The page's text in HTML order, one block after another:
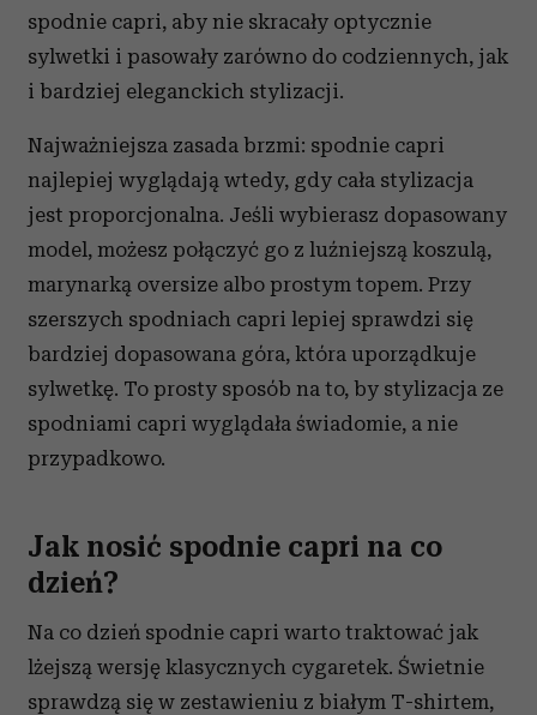
spodnie capri, aby nie skracały optycznie
sylwetki i pasowały zarówno do codziennych, jak
i bardziej eleganckich stylizacji.
Najważniejsza zasada brzmi: spodnie capri
najlepiej wyglądają wtedy, gdy cała stylizacja
jest proporcjonalna. Jeśli wybierasz dopasowany
model, możesz połączyć go z luźniejszą koszulą,
marynarką oversize albo prostym topem. Przy
szerszych spodniach capri lepiej sprawdzi się
bardziej dopasowana góra, która uporządkuje
sylwetkę. To prosty sposób na to, by stylizacja ze
spodniami capri wyglądała świadomie, a nie
przypadkowo.
Jak nosić spodnie capri na co
dzień?
Na co dzień spodnie capri warto traktować jak
lżejszą wersję klasycznych cygaretek. Świetnie
sprawdzą się w zestawieniu z białym T-shirtem,